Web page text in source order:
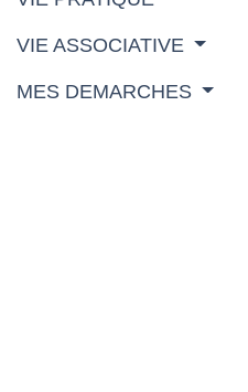
VIE ASSOCIATIVE
MES DEMARCHES